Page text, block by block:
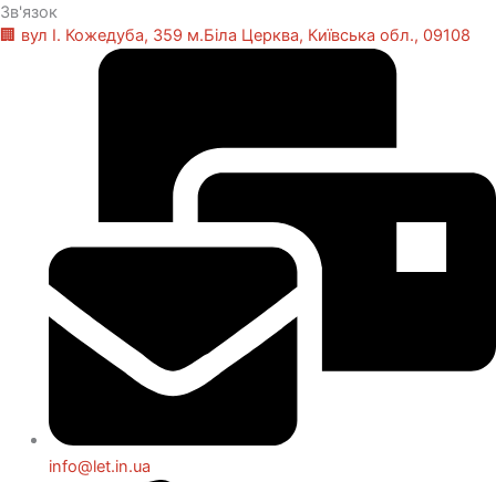
Зв'язок
🏢 вул І. Кожедуба, 359 м.Біла Церква, Київська обл., 09108
info@let.in.ua